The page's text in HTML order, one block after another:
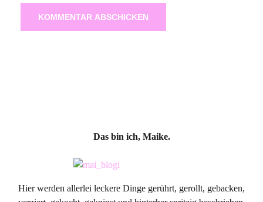
Das bin ich, Maike.
Hier werden allerlei leckere Dinge gerührt, gerollt, gebacken,